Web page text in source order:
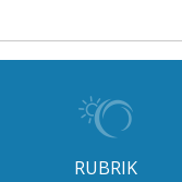
RUBRIK